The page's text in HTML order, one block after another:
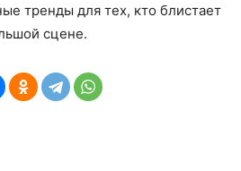
тренды для тех, кто блистает
сцене.